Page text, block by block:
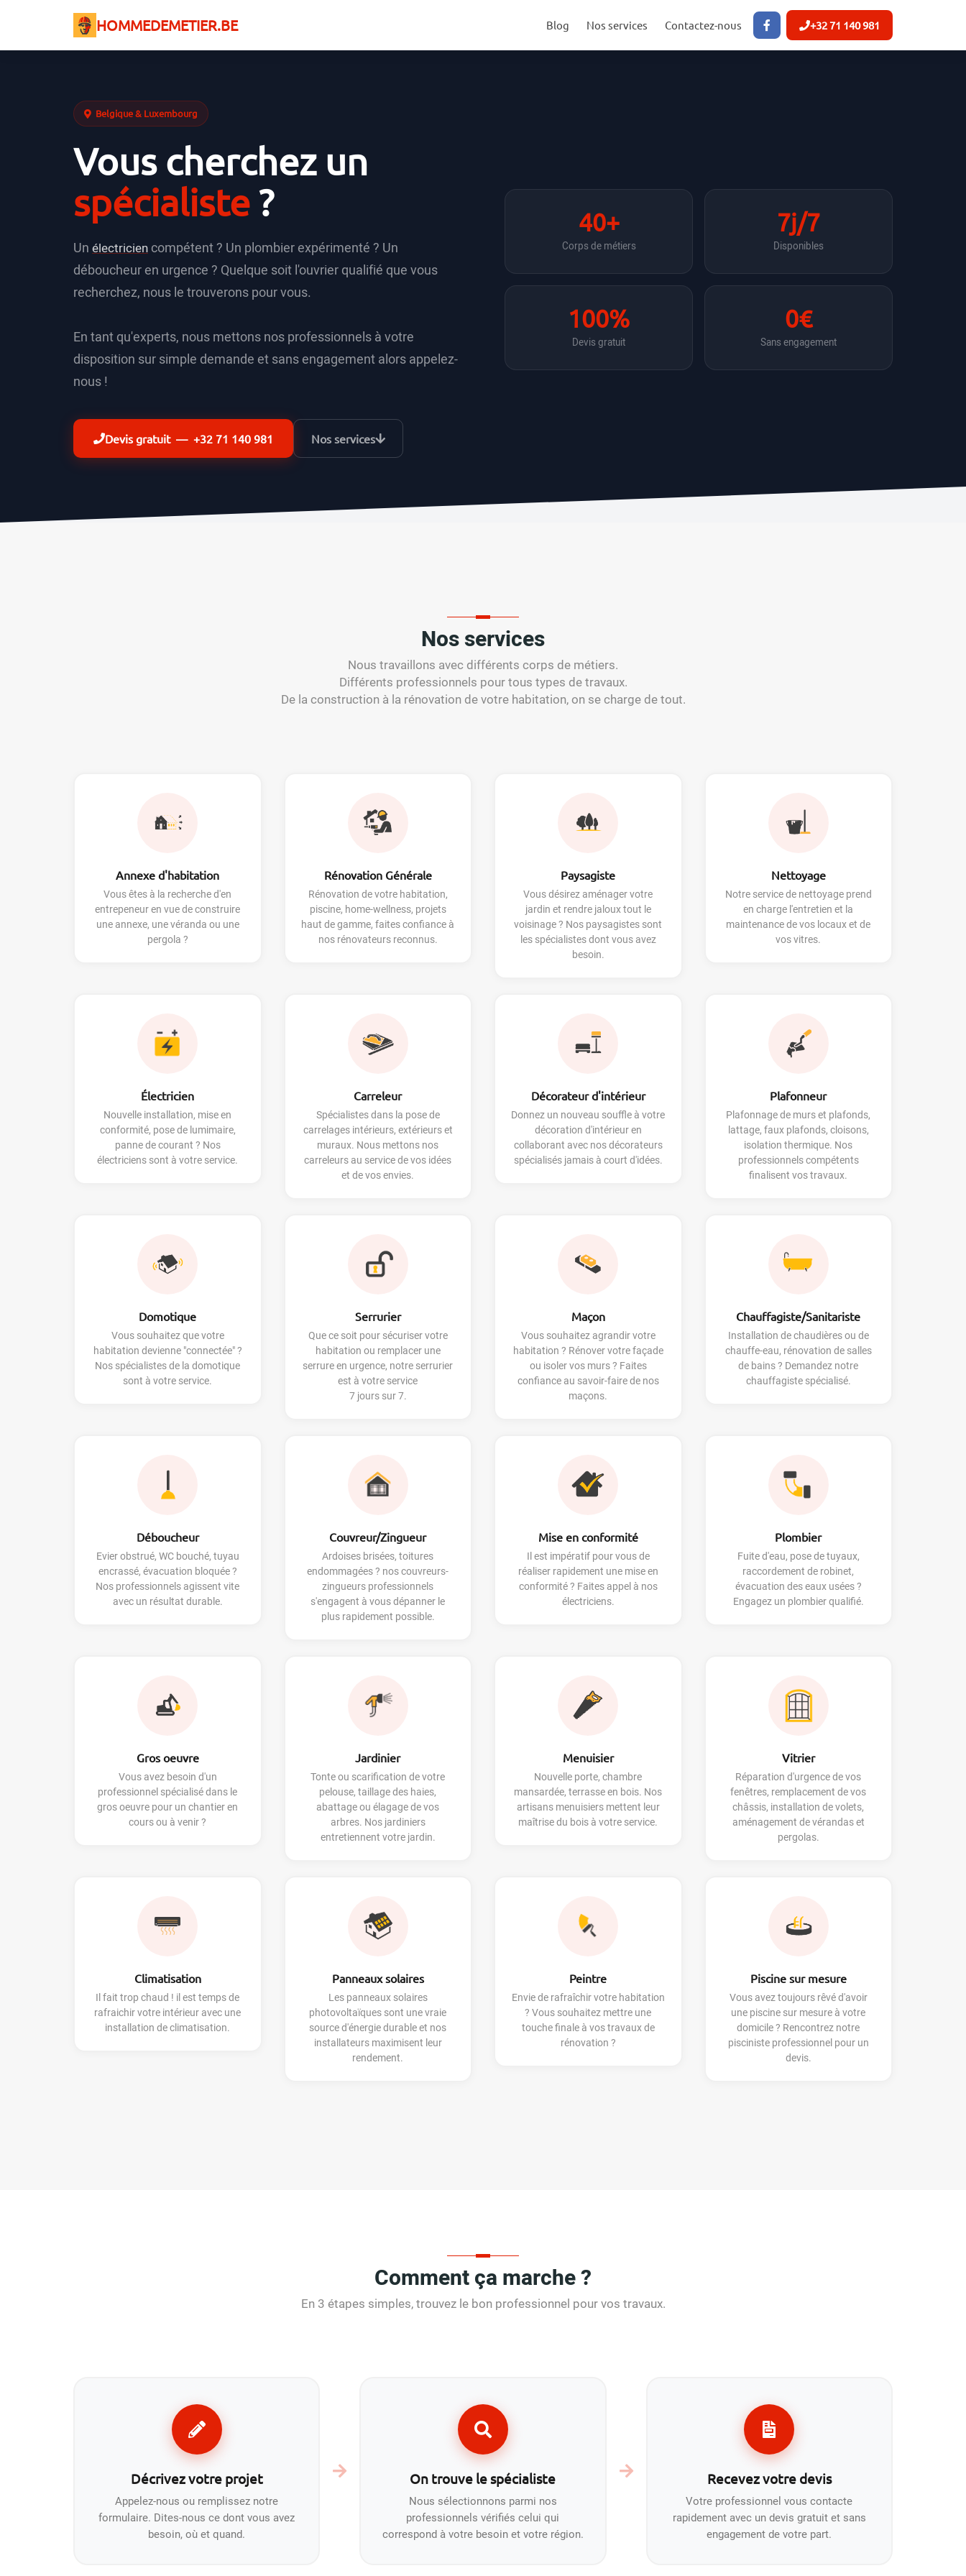
HOMMEDEMETIER.BE Blog Nos services Contactez-nous +32 71 140 981
Belgique & Luxembourg
Vous cherchez un
spécialiste ?
Un électricien compétent ? Un plombier expérimenté ? Un
déboucheur en urgence ? Quelque soit l'ouvrier qualifié que vous
recherchez, nous le trouverons pour vous.
En tant qu'experts, nous mettons nos professionnels à votre
disposition sur simple demande et sans engagement alors appelez-
nous !
Devis gratuit — +32 71 140 981 Nos services
40+
Corps de métiers
7j/7
Disponibles
100%
Devis gratuit
0€
Sans engagement
Nos services
Nous travaillons avec différents corps de métiers.
Différents professionnels pour tous types de travaux.
De la construction à la rénovation de votre habitation, on se charge de tout.
Annexe d'habitation
Vous êtes à la recherche d'en
entrepeneur en vue de construire
une annexe, une véranda ou une
pergola ?
Rénovation Générale
Rénovation de votre habitation,
piscine, home-wellness, projets
haut de gamme, faites confiance à
nos rénovateurs reconnus.
Paysagiste
Vous désirez aménager votre
jardin et rendre jaloux tout le
voisinage ? Nos paysagistes sont
les spécialistes dont vous avez
besoin.
Nettoyage
Notre service de nettoyage prend
en charge l'entretien et la
maintenance de vos locaux et de
vos vitres.
Électricien
Nouvelle installation, mise en
conformité, pose de lumimaire,
panne de courant ? Nos
électriciens sont à votre service.
Carreleur
Spécialistes dans la pose de
carrelages intérieurs, extérieurs et
muraux. Nous mettons nos
carreleurs au service de vos idées
et de vos envies.
Décorateur d'intérieur
Donnez un nouveau souffle à votre
décoration d'intérieur en
collaborant avec nos décorateurs
spécialisés jamais à court d'idées.
Plafonneur
Plafonnage de murs et plafonds,
lattage, faux plafonds, cloisons,
isolation thermique. Nos
professionnels compétents
finalisent vos travaux.
Domotique
Vous souhaitez que votre
habitation devienne "connectée" ?
Nos spécialistes de la domotique
sont à votre service.
Serrurier
Que ce soit pour sécuriser votre
habitation ou remplacer une
serrure en urgence, notre serrurier
est à votre service
7 jours sur 7.
Maçon
Vous souhaitez agrandir votre
habitation ? Rénover votre façade
ou isoler vos murs ? Faites
confiance au savoir-faire de nos
maçons.
Chauffagiste/Sanitariste
Installation de chaudières ou de
chauffe-eau, rénovation de salles
de bains ? Demandez notre
chauffagiste spécialisé.
Déboucheur
Evier obstrué, WC bouché, tuyau
encrassé, évacuation bloquée ?
Nos professionnels agissent vite
avec un résultat durable.
Couvreur/Zingueur
Ardoises brisées, toitures
endommagées ? nos couvreurs-
zingueurs professionnels
s'engagent à vous dépanner le
plus rapidement possible.
Mise en conformité
Il est impératif pour vous de
réaliser rapidement une mise en
conformité ? Faites appel à nos
électriciens.
Plombier
Fuite d'eau, pose de tuyaux,
raccordement de robinet,
évacuation des eaux usées ?
Engagez un plombier qualifié.
Gros oeuvre
Vous avez besoin d'un
professionnel spécialisé dans le
gros oeuvre pour un chantier en
cours ou à venir ?
Jardinier
Tonte ou scarification de votre
pelouse, taillage des haies,
abattage ou élagage de vos
arbres. Nos jardiniers
entretiennent votre jardin.
Menuisier
Nouvelle porte, chambre
mansardée, terrasse en bois. Nos
artisans menuisiers mettent leur
maîtrise du bois à votre service.
Vitrier
Réparation d'urgence de vos
fenêtres, remplacement de vos
châssis, installation de volets,
aménagement de vérandas et
pergolas.
Climatisation
Il fait trop chaud ! il est temps de
rafraichir votre intérieur avec une
installation de climatisation.
Panneaux solaires
Les panneaux solaires
photovoltaïques sont une vraie
source d'énergie durable et nos
installateurs maximisent leur
rendement.
Peintre
Envie de rafraîchir votre habitation
? Vous souhaitez mettre une
touche finale à vos travaux de
rénovation ?
Piscine sur mesure
Vous avez toujours rêvé d'avoir
une piscine sur mesure à votre
domicile ? Rencontrez notre
pisciniste professionnel pour un
devis.
Comment ça marche ?
En 3 étapes simples, trouvez le bon professionnel pour vos travaux.
Décrivez votre projet
Appelez-nous ou remplissez notre
formulaire. Dites-nous ce dont vous avez
besoin, où et quand.
On trouve le spécialiste
Nous sélectionnons parmi nos
professionnels vérifiés celui qui
correspond à votre besoin et votre région.
Recevez votre devis
Votre professionnel vous contacte
rapidement avec un devis gratuit et sans
engagement de votre part.